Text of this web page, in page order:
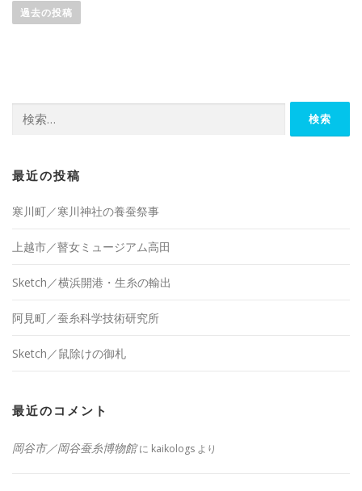
稿
シ
過去の投稿
索:
最近の投稿
寒川町／寒川神社の養蚕祭事
上越市／瞽女ミュージアム高田
Sketch／横浜開港・生糸の輸出
阿見町／蚕糸科学技術研究所
Sketch／鼠除けの御札
最近のコメント
岡谷市／岡谷蚕糸博物館に kaikologs より